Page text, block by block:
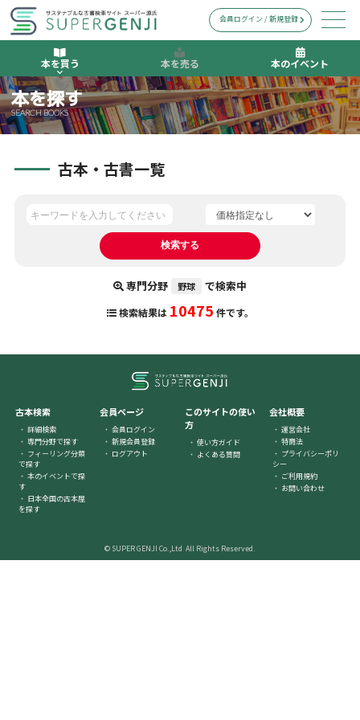
本を買う 本を売る 本のイベント
会員ログイン / 新規登録
本を探す
SEARCH BOOKS
古本・古書一覧
専門分野 野球 で検索中
検索結果は 10475 件です。
古本検索
詳細検索
専門分野で探す
フィーリング分類
で探す
本のイベントで探
す
日本全国の古本屋
を探す
会員ページ
会員ログイン
新規会員登録
ログアウト
このサイトの使い
方
使い方ガイド
よくある質問
会社概要
運営会社
特商法
プライバシーポリ
シー
ご利用規約
お問い合わせ
© SUPER GENJI Co.,Ltd All Rights Reserved.